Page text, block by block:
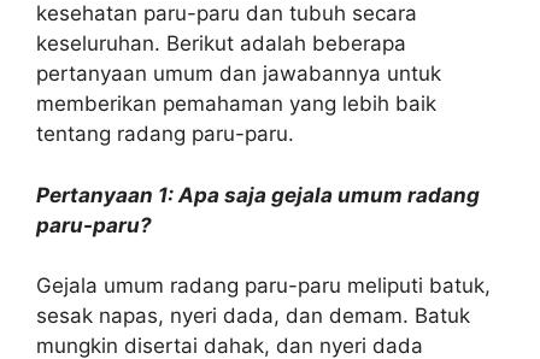
kesehatan paru-paru dan tubuh secara
keseluruhan. Berikut adalah beberapa
pertanyaan umum dan jawabannya untuk
memberikan pemahaman yang lebih baik
tentang radang paru-paru.
Pertanyaan 1: Apa saja gejala umum radang
paru-paru?
Gejala umum radang paru-paru meliputi batuk,
sesak napas, nyeri dada, dan demam. Batuk
mungkin disertai dahak, dan nyeri dada